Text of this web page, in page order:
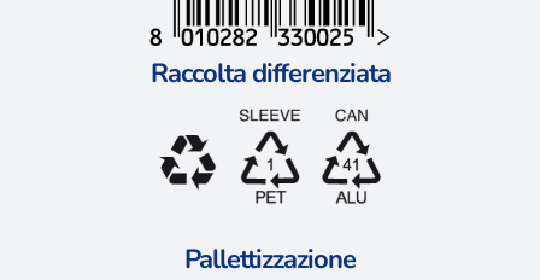
Raccolta differenziata
Pallettizzazione